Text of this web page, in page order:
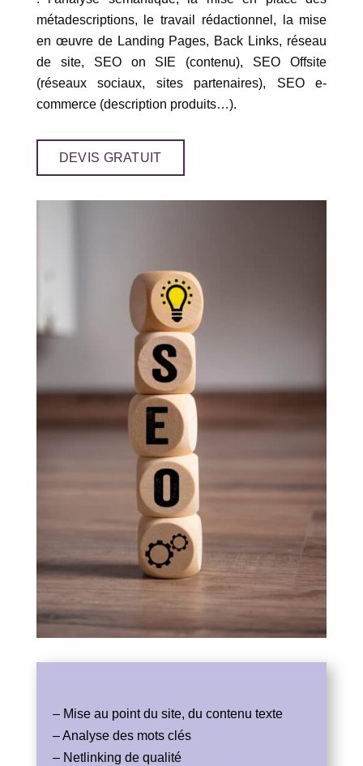
métadescriptions, le travail rédactionnel, la mise
en œuvre de Landing Pages, Back Links, réseau
de site, SEO on SIE (contenu), SEO Offsite
(réseaux sociaux, sites partenaires), SEO e-
commerce (description produits…).
DEVIS GRATUIT
– Mise au point du site, du contenu texte
– Analyse des mots clés
– Netlinking de qualité